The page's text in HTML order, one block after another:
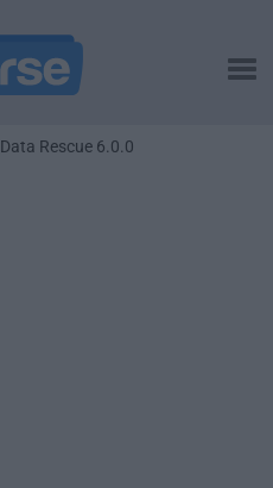
Data Rescue 6.0.0